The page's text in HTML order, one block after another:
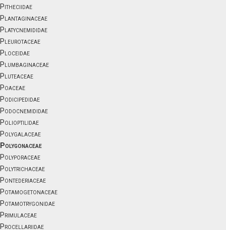
Pitheciidae
Plantaginaceae
Platycnemididae
Pleurotaceae
Ploceidae
Plumbaginaceae
Pluteaceae
Poaceae
Podicipedidae
Podocnemididae
Polioptilidae
Polygalaceae
Polygonaceae
Polyporaceae
Polytrichaceae
Pontederiaceae
Potamogetonaceae
Potamotrygonidae
Primulaceae
Procellariidae